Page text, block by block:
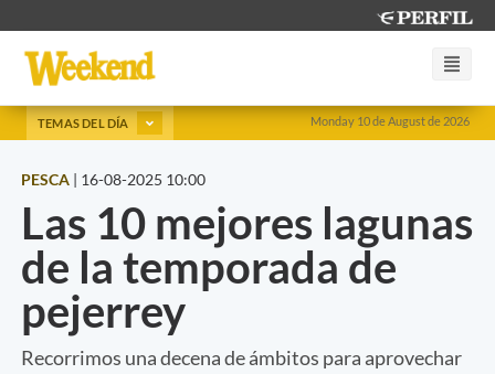
Monday 10 de August de 2026
TEMAS DEL DÍA
PESCA | 16-08-2025 10:00
Las 10 mejores lagunas
de la temporada de
pejerrey
Recorrimos una decena de ámbitos para aprovechar